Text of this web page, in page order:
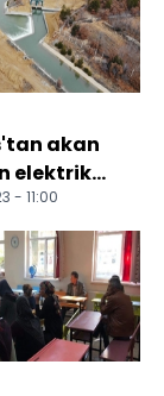
akan
elektrik
- 11:00